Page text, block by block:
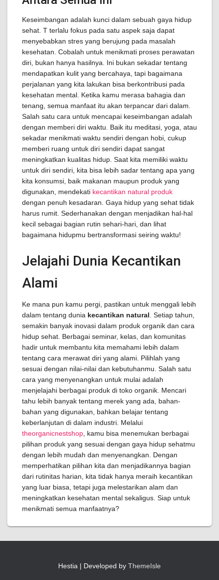
Keseimbangan adalah kunci dalam sebuah gaya hidup
sehat. T terlalu fokus pada satu aspek saja dapat
menyebabkan stres yang berujung pada masalah
kesehatan. Cobalah untuk menikmati proses perawatan
diri, bukan hanya hasilnya. Ini bukan sekadar tentang
mendapatkan kulit yang bercahaya, tapi bagaimana
perjalanan yang kita lakukan bisa berkontribusi pada
kesehatan mental. Ketika kamu merasa bahagia dan
tenang, semua manfaat itu akan terpancar dari dalam.
Salah satu cara untuk mencapai keseimbangan adalah
dengan memberi diri waktu. Baik itu meditasi, yoga, atau
sekadar menikmati waktu sendiri dengan hobi, cukup
memberi ruang untuk diri sendiri dapat sangat
meningkatkan kualitas hidup. Saat kita memiliki waktu
untuk diri sendiri, kita bisa lebih sadar tentang apa yang
kita konsumsi, baik makanan maupun produk yang
digunakan, mendekati kecantikan natural produk
dengan penuh kesadaran. Gaya hidup yang sehat tidak
harus rumit. Sederhanakan dengan menjadikan hal-hal
kecil sebagai bagian rutin sehari-hari, dan lihat
bagaimana hidupmu bertransformasi seiring waktu!
Jelajahi Dunia Kecantikan
Alami
Ke mana pun kamu pergi, pastikan untuk menggali lebih
dalam tentang dunia kecantikan natural . Setiap tahun,
semakin banyak inovasi dalam produk organik dan cara
hidup sehat. Berbagai seminar, kelas, dan komunitas
hadir untuk membantu kita memahami lebih dalam
tentang cara merawat diri yang alami. Pilihlah yang
sesuai dengan nilai-nilai dan kebutuhanmu. Salah satu
cara yang menyenangkan untuk mulai adalah
menjelajahi berbagai produk di toko organik. Mencari
tahu lebih banyak tentang merek yang ada, bahan-
bahan yang digunakan, bahkan belajar tentang
keberlanjutan di dalam industri. Melalui
theorganicnestshop , kamu bisa menemukan berbagai
pilihan produk yang sesuai dengan gaya hidup sehatmu
dengan lebih mudah dan menyenangkan. Dengan
memperhatikan pilihan kita dan menjadikannya bagian
dari rutinitas harian, kita tidak hanya meraih kecantikan
yang luar biasa, tetapi juga melestarikan alam dan
meningkatkan kesehatan mental sekaligus. Siap untuk
menikmati semua manfaatnya?
Hestia | Developed by ThemeIsle